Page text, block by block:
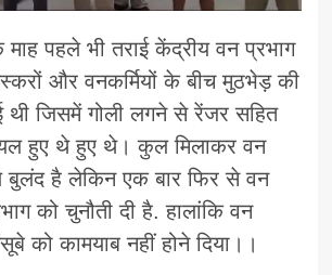
माह पहले भी तराई केंद्रीय वन प्रभाग
और वनकर्मियों के बीच मुठभेड़ की
जिसमें गोली लगने से रेंजर सहित
हुए थे हुए थे। कुल मिलाकर वन
बुलंद है लेकिन एक बार फिर से वन
को चुनौती दी है. हालांकि वन
को कामयाब नहीं होने दिया।।